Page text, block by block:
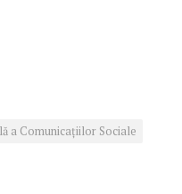
a Comunicaţiilor Sociale